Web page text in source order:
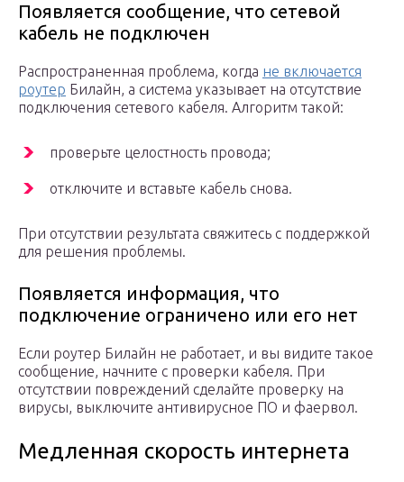
Появляется сообщение, что сетевой
кабель не подключен
Распространенная проблема, когда не включается
роутер Билайн, а система указывает на отсутствие
подключения сетевого кабеля. Алгоритм такой:
проверьте целостность провода;
отключите и вставьте кабель снова.
При отсутствии результата свяжитесь с поддержкой
для решения проблемы.
Появляется информация, что
подключение ограничено или его нет
Если роутер Билайн не работает, и вы видите такое
сообщение, начните с проверки кабеля. При
отсутствии повреждений сделайте проверку на
вирусы, выключите антивирусное ПО и фаервол.
Медленная скорость интернета